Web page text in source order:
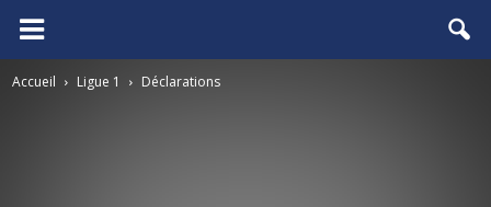
FCGB.net
Accueil Ligue 1 Déclarations